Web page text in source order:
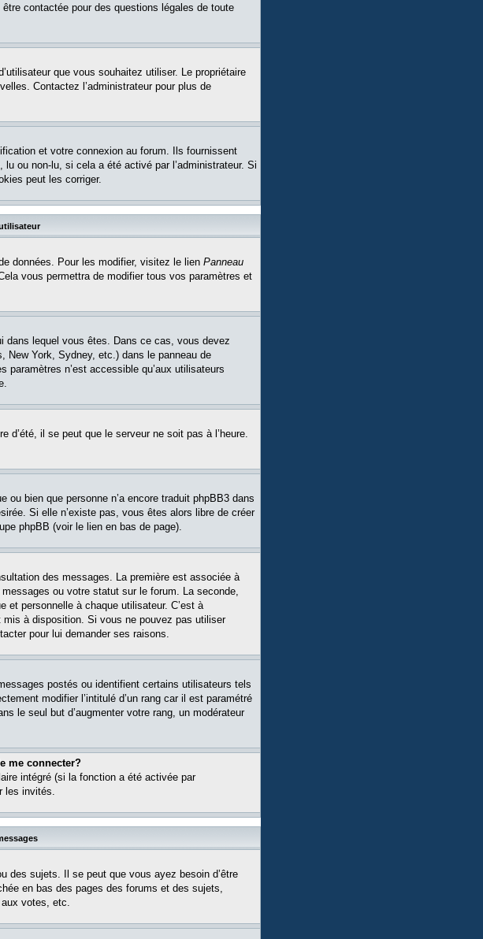
contactée pour des questions légales de toute
que vous souhaitez utiliser. Le propriétaire
Contactez l’administrateur pour plus de
et votre connexion au forum. Ils fournissent
ou non-lu, si cela a été activé par l’administrateur. Si
peut les corriger.
données. Pour les modifier, visitez le lien Panneau
vous permettra de modifier tous vos paramètres et
dans lequel vous êtes. Dans ce cas, vous devez
New York, Sydney, etc.) dans le panneau de
paramètres n’est accessible qu’aux utilisateurs
d’été, il se peut que le serveur ne soit pas à l’heure.
ou bien que personne n’a encore traduit phpBB3 dans
Si elle n’existe pas, vous êtes alors libre de créer
phpBB (voir le lien en bas de page).
des messages. La première est associée à
ou votre statut sur le forum. La seconde,
et personnelle à chaque utilisateur. C’est à
mis à disposition. Si vous ne pouvez pas utiliser
pour lui demander ses raisons.
postés ou identifient certains utilisateurs tels
modifier l’intitulé d’un rang car il est paramétré
le seul but d’augmenter votre rang, un modérateur
me connecter?
intégré (si la fonction a été activée par
les invités.
des sujets. Il se peut que vous ayez besoin d’être
en bas des pages des forums et des sujets,
votes, etc.